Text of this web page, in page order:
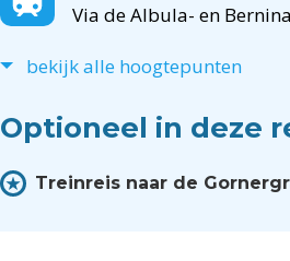
Via de Albula- en
bekijk alle hoogtepunten
Optioneel in deze
Treinreis naar de